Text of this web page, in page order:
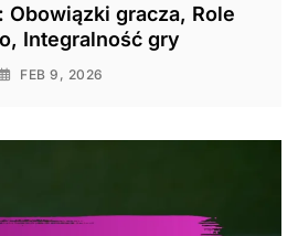
Obowiązki gracza, Role
Integralność gry
FEB 9, 2026